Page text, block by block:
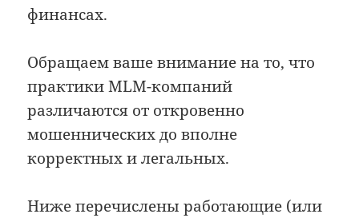
финансах.
Обращаем ваше внимание на то, что
практики MLM-компаний
различаются от откровенно
мошеннических до вполне
корректных и легальных.
Ниже перечислены работающие (или